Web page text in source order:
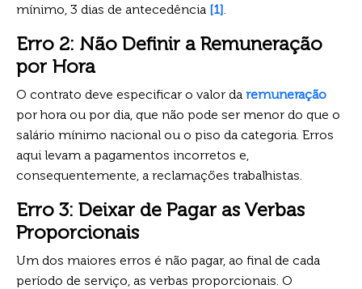
mínimo, 3 dias de antecedência [1].
Erro 2: Não Definir a Remuneração
por Hora
O contrato deve especificar o valor da remuneração
por hora ou por dia, que não pode ser menor do que o
salário mínimo nacional ou o piso da categoria. Erros
aqui levam a pagamentos incorretos e,
consequentemente, a reclamações trabalhistas.
Erro 3: Deixar de Pagar as Verbas
Proporcionais
Um dos maiores erros é não pagar, ao final de cada
período de serviço, as verbas proporcionais. O